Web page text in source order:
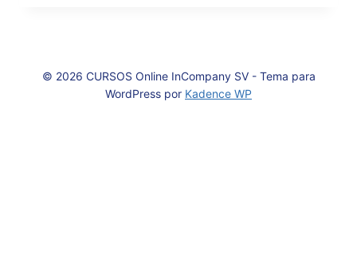
© 2026 CURSOS Online InCompany SV - Tema para
WordPress por Kadence WP